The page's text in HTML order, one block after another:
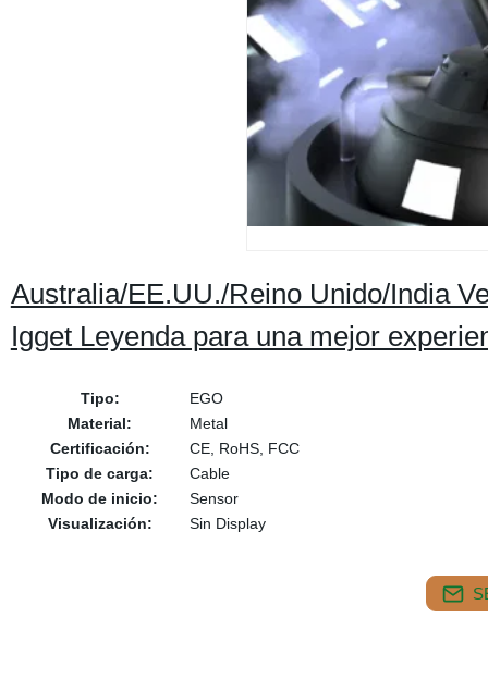
Australia/EE.UU./Reino Unido/India
Igget Leyenda para una mejor
Tipo:
EGO
Material:
Metal
Certificación:
CE, RoHS, FCC
Tipo de carga:
Cable
Modo de inicio:
Sensor
Visualización:
Sin Display